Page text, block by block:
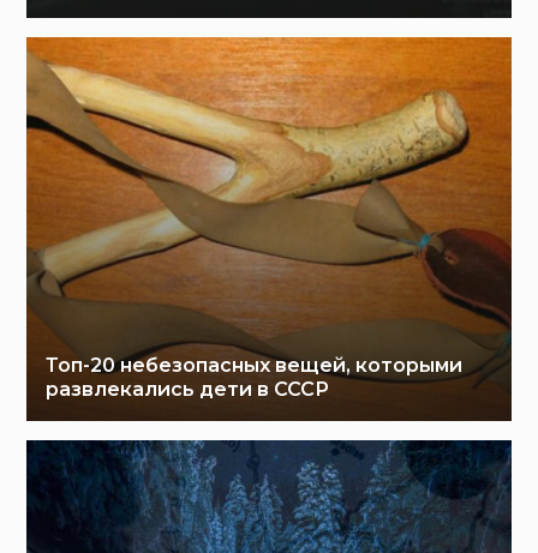
Топ-20 небезопасных вещей, которыми
развлекались дети в СССР